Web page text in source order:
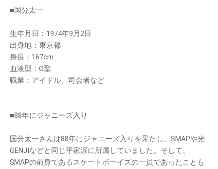
■国分太一
生年月日：1974年9月2日
出身地：東京都
身長：167cm
血液型：O型
職業：アイドル、司会者など
■88年にジャニーズ入り
国分太一さんは88年にジャニーズ入りを果たし、SMAPや光
GENJIなどと同じ平家派に所属していました。そして、
SMAPの前身であるスケートボーイズの一員であったことも